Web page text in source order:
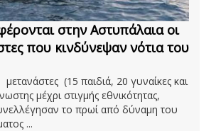
στην Αστυπάλαια οι
που κινδύνεψαν νότια του
μετανάστες (15 παιδιά, 20 γυναίκες και
μέχρι στιγμής εθνικότητας,
το πρωί από δύναμη του
...